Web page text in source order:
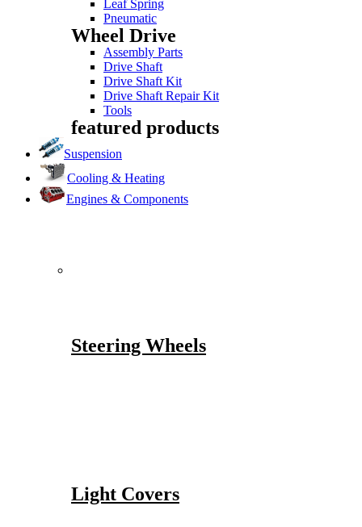
Leaf Spring
Pneumatic
Wheel Drive
Assembly Parts
Drive Shaft
Drive Shaft Kit
Drive Shaft Repair Kit
Tools
featured products
Suspension
Cooling & Heating
Engines & Components
Steering Wheels
Light Covers